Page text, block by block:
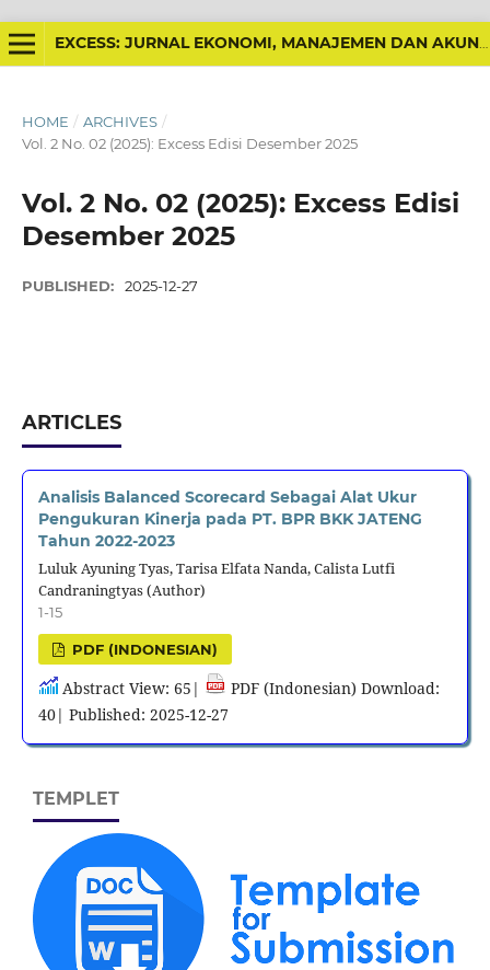
EXCESS: JURNAL EKONOMI, MANAJEMEN DAN AKUNTANSI
HOME / ARCHIVES /
Vol. 2 No. 02 (2025): Excess Edisi Desember 2025
Vol. 2 No. 02 (2025): Excess Edisi
Desember 2025
PUBLISHED: 2025-12-27
ARTICLES
Analisis Balanced Scorecard Sebagai Alat Ukur
Pengukuran Kinerja pada PT. BPR BKK JATENG
Tahun 2022-2023
Luluk Ayuning Tyas, Tarisa Elfata Nanda, Calista Lutfi
Candraningtyas (Author)
1-15
PDF (INDONESIAN)
Abstract View: 65|
PDF (Indonesian) Download:
40| Published: 2025-12-27
TEMPLET